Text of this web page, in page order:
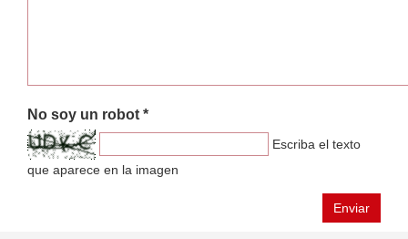
No soy un robot *
Escriba el texto
que aparece en la imagen
Enviar